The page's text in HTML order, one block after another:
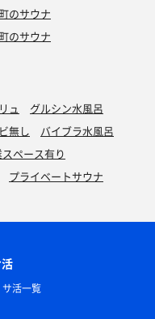
のサウナ
のサウナ
ュ
グルシン水風呂
無し
バイブラ水風呂
ペース有り
プライベートサウナ
サ活一覧